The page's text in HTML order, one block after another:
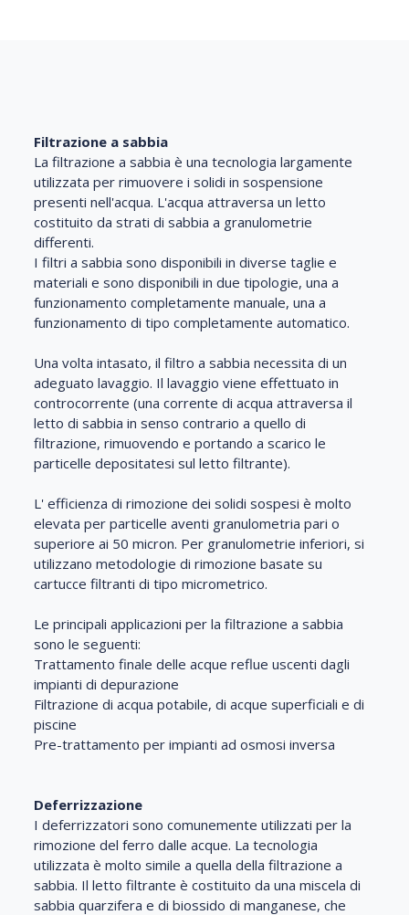
Filtrazione a sabbia
La filtrazione a sabbia è una tecnologia largamente
utilizzata per rimuovere i solidi in sospensione
presenti nell'acqua. L'acqua attraversa un letto
costituito da strati di sabbia a granulometrie
differenti.
I filtri a sabbia sono disponibili in diverse taglie e
materiali e sono disponibili in due tipologie, una a
funzionamento completamente manuale, una a
funzionamento di tipo completamente automatico.
Una volta intasato, il filtro a sabbia necessita di un
adeguato lavaggio. Il lavaggio viene effettuato in
controcorrente (una corrente di acqua attraversa il
letto di sabbia in senso contrario a quello di
filtrazione, rimuovendo e portando a scarico le
particelle depositatesi sul letto filtrante).
L' efficienza di rimozione dei solidi sospesi è molto
elevata per particelle aventi granulometria pari o
superiore ai 50 micron. Per granulometrie inferiori, si
utilizzano metodologie di rimozione basate su
cartucce filtranti di tipo micrometrico.
Le principali applicazioni per la filtrazione a sabbia
sono le seguenti:
Trattamento finale delle acque reflue uscenti dagli
impianti di depurazione
Filtrazione di acqua potabile, di acque superficiali e di
piscine
Pre-trattamento per impianti ad osmosi inversa
Deferrizzazione
I deferrizzatori sono comunemente utilizzati per la
rimozione del ferro dalle acque. La tecnologia
utilizzata è molto simile a quella della filtrazione a
sabbia. Il letto filtrante è costituito da una miscela di
sabbia quarzifera e di biossido di manganese, che